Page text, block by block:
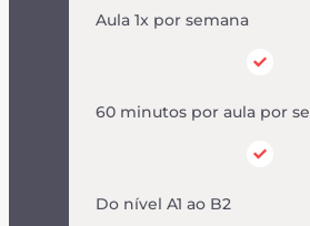
Aula 1x por semana
60 minutos por aula por
Do nível A1 ao B2